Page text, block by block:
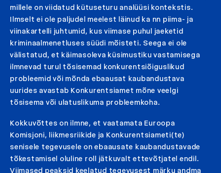
millele on viidatud kütuseturu analüüsi kontekstis.
Ilmselt ei ole paljudel meelest läinud ka nn piima- ja
viinakartelli juhtumid, kus viimase puhul jaeketid
kriminaalmenetluses süüdi mõisteti. Seega ei ole
välistatud, et käimasoleva küsimustiku vastamisega
ilmnevad turul tõsisemad konkurentsiõiguslikud
probleemid või mõnda ebaausat kaubandustava
uurides avastab Konkurentsiamet mõne veelgi
tõsisema või ulatuslikuma probleemkoha.
Kokkuvõttes on ilmne, et vaatamata Euroopa
Komisjoni, liikmesriikide ja Konkurentsiameti(te)
senisele tegevusele on ebaausate kaubandustavade
tõkestamisel oluline roll jätkuvalt ettevõtjatel endil.
Viimased peaksid keelatud tegevusest märku andma